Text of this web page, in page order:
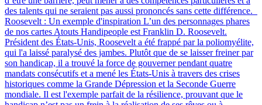
des talents qui ne seraient pas aussi prononcés sans cette différence.
Roosevelt : Un exemple d'inspiration L’un des personnages phares
de nos cartes Atouts Handipeople est Franklin D. Roosevelt.
Président des États-Unis, Roosevelt a été frappé par la poliomyélite,
qui l'a laissé paralysé des jambes. Plutôt que de se laisser freiner par
son handicap, il a trouvé la force de gouverner pendant quatre
mandats consécutifs et a mené les États-Unis à travers des crises
historiques comme la Grande Dépression et la Seconde Guerre
mondiale. Il est l'exemple parfait de la résilience, prouvant que le